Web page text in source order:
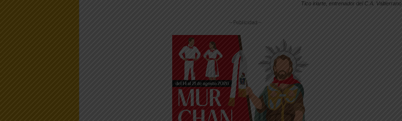
Tico iriarte, entrenador del C.A. Valtierrano
-- Publicidad --